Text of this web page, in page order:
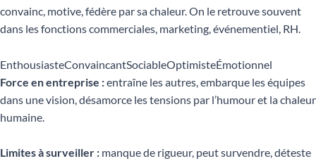
convainc, motive, fédère par sa chaleur. On le retrouve souvent
dans les fonctions commerciales, marketing, événementiel, RH.
EnthousiasteConvaincantSociableOptimisteÉmotionnel
Force en entreprise :entraîne les autres, embarque les équipes
dans une vision, désamorce les tensions par l’humour et la chaleur
humaine.
Limites à surveiller : manque de rigueur, peut survendre, déteste